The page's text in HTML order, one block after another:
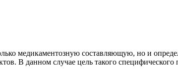
медикаментозную составляющую, но и
В данном случае цель такого